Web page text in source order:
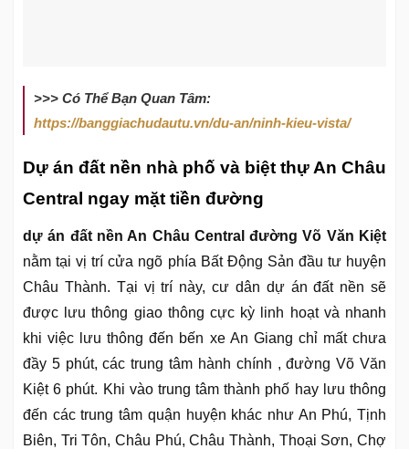
>>> Có Thể Bạn Quan Tâm:
https://banggiachudautu.vn/du-an/ninh-kieu-vista/
Dự án đất nền nhà phố và biệt thự An Châu
Central ngay mặt tiền đường
dự án đất nền An Châu Central đường Võ Văn Kiệt
nằm tại vị trí cửa ngõ phía Bất Động Sản đầu tư huyện
Châu Thành. Tại vị trí này, cư dân dự án đất nền sẽ
được lưu thông giao thông cực kỳ linh hoạt và nhanh
khi việc lưu thông đến bến xe An Giang chỉ mất chưa
đầy 5 phút, các trung tâm hành chính , đường Võ Văn
Kiệt 6 phút. Khi vào trung tâm thành phố hay lưu thông
đến các trung tâm quận huyện khác như An Phú, Tịnh
Biên, Tri Tôn, Châu Phú, Châu Thành, Thoại Sơn, Chợ